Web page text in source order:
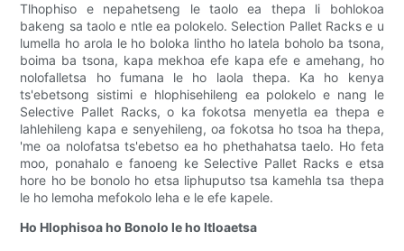
Tlhophiso e nepahetseng le taolo ea thepa li bohlokoa
bakeng sa taolo e ntle ea polokelo. Selection Pallet Racks e u
lumella ho arola le ho boloka lintho ho latela boholo ba tsona,
boima ba tsona, kapa mekhoa efe kapa efe e amehang, ho
nolofalletsa ho fumana le ho laola thepa. Ka ho kenya
ts'ebetsong sistimi e hlophisehileng ea polokelo e nang le
Selective Pallet Racks, o ka fokotsa menyetla ea thepa e
lahlehileng kapa e senyehileng, oa fokotsa ho tsoa ha thepa,
'me oa nolofatsa ts'ebetso ea ho phethahatsa taelo. Ho feta
moo, ponahalo e fanoeng ke Selective Pallet Racks e etsa
hore ho be bonolo ho etsa liphuputso tsa kamehla tsa thepa
le ho lemoha mefokolo leha e le efe kapele.
Ho Hlophisoa ho Bonolo le ho Itloaetsa